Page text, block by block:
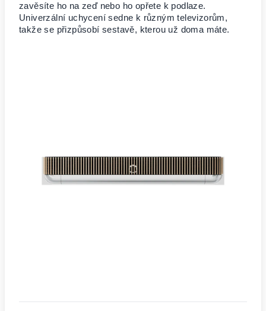
zavěsíte ho na zeď nebo ho opřete k podlaze.
Univerzální uchycení sedne k různým televizorům,
takže se přizpůsobí sestavě, kterou už doma máte.